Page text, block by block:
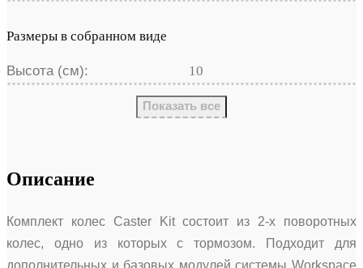
Размеры в собранном виде
Высота (см): 10
Показать все
Описание
Комплект колес Caster Kit состоит из 2-х поворотных
колес, одно из которых с тормозом. Подходит для
дополнительных и базовых модулей системы Workspace